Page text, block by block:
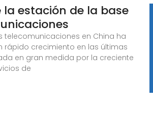
la estación de la base
telecomunicaciones en China ha
rápido crecimiento en las últimas
en gran medida por la creciente
de